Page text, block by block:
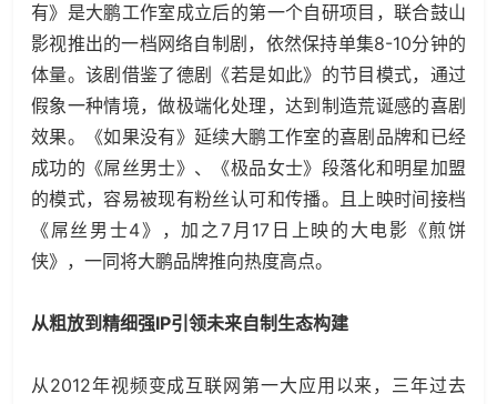
有》是大鹏工作室成立后的第一个自研项目，联合鼓山
影视推出的一档网络自制剧，依然保持单集8-10分钟的
体量。该剧借鉴了德剧《若是如此》的节目模式，通过
假象一种情境，做极端化处理，达到制造荒诞感的喜剧
效果。《如果没有》延续大鹏工作室的喜剧品牌和已经
成功的《屌丝男士》、《极品女士》段落化和明星加盟
的模式，容易被现有粉丝认可和传播。且上映时间接档
《屌丝男士4》，加之7月17日上映的大电影《煎饼
侠》，一同将大鹏品牌推向热度高点。
从粗放到精细强IP引领未来自制生态构建
从2012年视频变成互联网第一大应用以来，三年过去